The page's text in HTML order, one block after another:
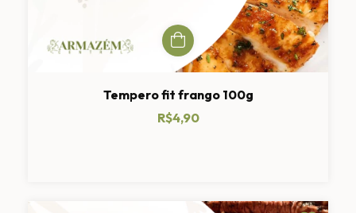
Tempero fit frango 100g
R$4,90